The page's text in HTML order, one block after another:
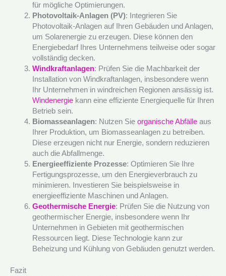
für mögliche Optimierungen.
Photovoltaik-Anlagen (PV): Integrieren Sie
Photovoltaik-Anlagen auf Ihren Gebäuden und Anlagen,
um Solarenergie zu erzeugen. Diese können den
Energiebedarf Ihres Unternehmens teilweise oder sogar
vollständig decken.
Windkraftanlagen: Prüfen Sie die Machbarkeit der
Installation von Windkraftanlagen, insbesondere wenn
Ihr Unternehmen in windreichen Regionen ansässig ist.
Windenergiekann eine effiziente Energiequelle für Ihren
Betrieb sein.
Biomasseanlagen: Nutzen Sie organische Abfälleaus
Ihrer Produktion, um Biomasseanlagen zu betreiben.
Diese erzeugen nicht nur Energie, sondern reduzieren
auch die Abfallmenge.
Energieeffiziente Prozesse: Optimieren Sie Ihre
Fertigungsprozesse, um den Energieverbrauch zu
minimieren. Investieren Sie beispielsweise in
energieeffiziente Maschinen und Anlagen.
Geothermische Energie: Prüfen Sie die Nutzung von
geothermischer Energie, insbesondere wenn Ihr
Unternehmen in Gebieten mit geothermischen
Ressourcen liegt. Diese Technologie kann zur
Beheizung und Kühlung von Gebäuden genutzt werden.
Fazit